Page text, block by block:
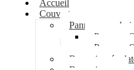
Accueil
Couverture
Panneau
Panneau
Panneau
Bac acier